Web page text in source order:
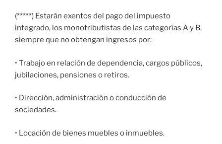
(*****) Estarán exentos del pago del impuesto
integrado, los monotributistas de las categorías A y B,
siempre que no obtengan ingresos por:
• Trabajo en relación de dependencia, cargos públicos,
jubilaciones, pensiones o retiros.
• Dirección, administración o conducción de
sociedades.
• Locación de bienes muebles o inmuebles.